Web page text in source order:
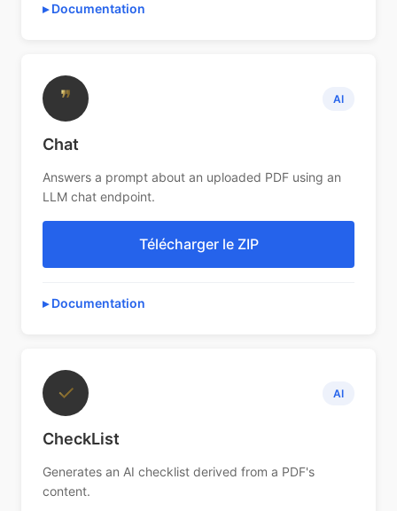
Documentation
❞ AI
Chat
Answers a prompt about an uploaded PDF using an
LLM chat endpoint.
Télécharger le ZIP
Documentation
✓ AI
CheckList
Generates an AI checklist derived from a PDF's
content.